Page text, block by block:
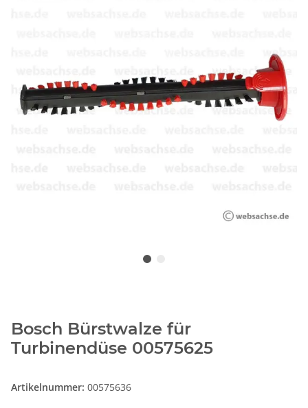
Bosch Bürstwalze für
Turbinendüse 00575625
Artikelnummer: 00575636